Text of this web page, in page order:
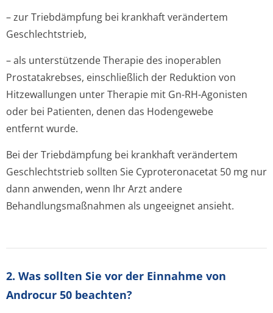
– zur Triebdämpfung bei krankhaft verändertem
Geschlechtstrieb,
– als unterstützende Therapie des inoperablen
Prostatakrebses, einschließlich der Reduktion von
Hitzewallungen unter Therapie mit Gn-RH-Agonisten
oder bei Patienten, denen das Hodengewebe
entfernt wurde.
Bei der Triebdämpfung bei krankhaft verändertem
Geschlechtstrieb sollten Sie Cyproteronacetat 50 mg nur
dann anwenden, wenn Ihr Arzt andere
Behandlungsmaßnah­men als ungeeignet ansieht.
2. Was sollten Sie vor der Einnahme von
Androcur 50 beachten?